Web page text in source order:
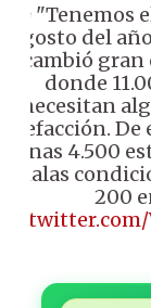
🗣️ "Tenemos
agosto del
cambió gran
donde
necesitan
refacción. De
unas 4.500
malas
200